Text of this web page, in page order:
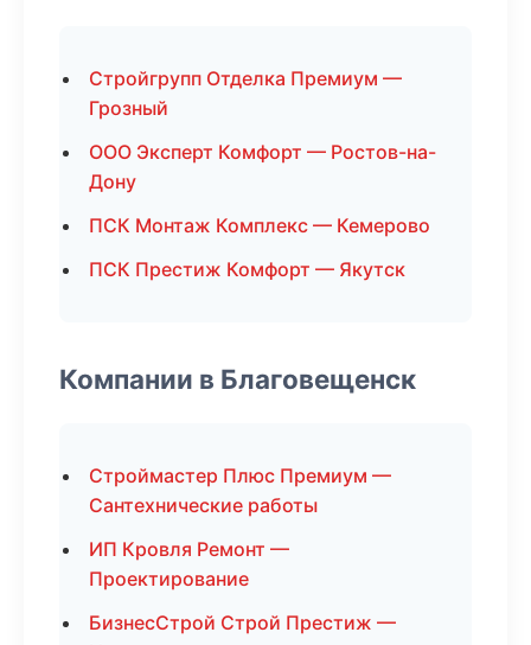
Стройгрупп Отделка Премиум —
Грозный
ООО Эксперт Комфорт — Ростов-на-
Дону
ПСК Монтаж Комплекс — Кемерово
ПСК Престиж Комфорт — Якутск
Компании в Благовещенск
Строймастер Плюс Премиум —
Сантехнические работы
ИП Кровля Ремонт —
Проектирование
БизнесСтрой Строй Престиж —